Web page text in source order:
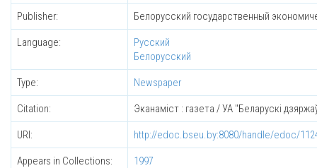
Publisher: Белорусский государственный
Language:
Русский
Белорусский
Type: Newspaper
Citation: Эканаміст : газета / УА "Беларускі
URI: http://edoc.bseu.by:8080/handle/edoc/
Appears in Collections: 1997